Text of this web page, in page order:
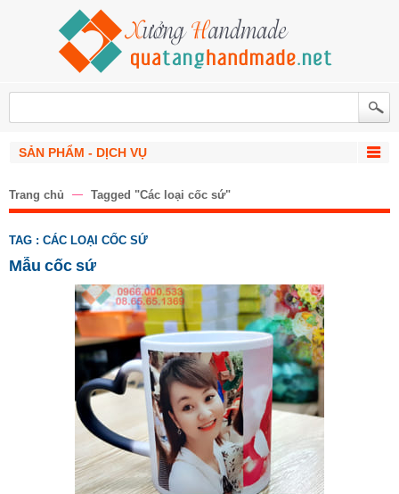
SẢN PHẨM - DỊCH VỤ
Trang chủ Tagged "Các loại cốc sứ"
TAG : CÁC LOẠI CỐC SỨ
Mẫu cốc sứ